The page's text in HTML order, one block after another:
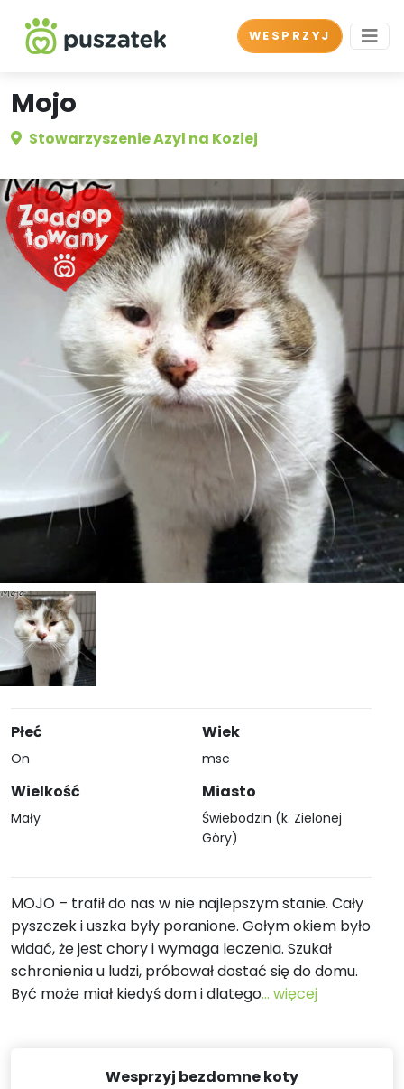
WESPRZYJ
Mojo
Stowarzyszenie Azyl na Koziej
Płeć
On
Wielkość
Mały
Wiek
msc
Miasto
Świebodzin (k. Zielonej
Góry)
MOJO – trafił do nas w nie najlepszym stanie. Cały
pyszczek i uszka były poranione. Gołym okiem było
widać, że jest chory i wymaga leczenia. Szukał
schronienia u ludzi, próbował dostać się do domu.
Być może miał kiedyś dom i dlatego... więcej
Wesprzyj bezdomne koty